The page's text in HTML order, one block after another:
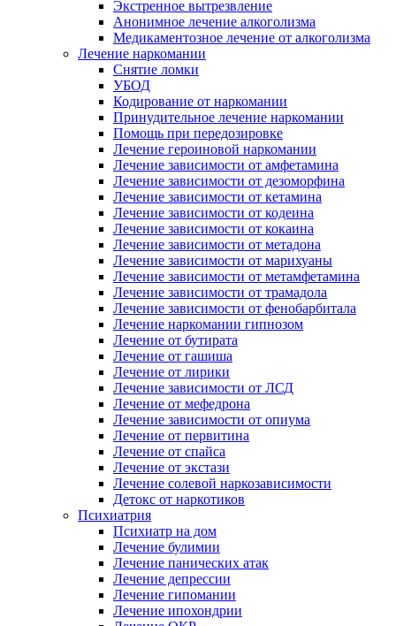
Экстренное вытрезвление
Анонимное лечение алкоголизма
Медикаментозное лечение от алкоголизма
Лечение наркомании
Снятие ломки
УБОД
Кодирование от наркомании
Принудительное лечение наркомании
Помощь при передозировке
Лечение героиновой наркомании
Лечение зависимости от амфетамина
Лечение зависимости от дезоморфина
Лечение зависимости от кетамина
Лечение зависимости от кодеина
Лечение зависимости от кокаина
Лечение зависимости от метадона
Лечение зависимости от марихуаны
Лечение зависимости от метамфетамина
Лечение зависимости от трамадола
Лечение зависимости от фенобарбитала
Лечение наркомании гипнозом
Лечение от бутирата
Лечение от гашиша
Лечение от лирики
Лечение зависимости от ЛСД
Лечение от мефедрона
Лечение зависимости от опиума
Лечение от первитина
Лечение от спайса
Лечение от экстази
Лечение солевой наркозависимости
Детокс от наркотиков
Психиатрия
Психиатр на дом
Лечение булимии
Лечение панических атак
Лечение депрессии
Лечение гипомании
Лечение ипохондрии